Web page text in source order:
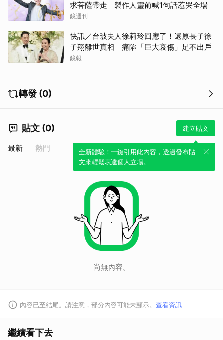
求菩薩帶走 製作人靈前喊1句話惹哭全場
鏡週刊
快訊／台玻夫人徐莉玲回應了！還原長子徐
子翔離世真相 痛陷「巨大哀傷」足不出戶
鏡報
轉發 (0)
貼文 (0) 建立貼文
全新體驗！一鍵引用此內容，透過發布貼
文來輕鬆表達個人立場。
最新 熱門
尚無內容。
內容已至結尾。請注意，部分內容可能未顯示。 查看資訊
繼續看下去